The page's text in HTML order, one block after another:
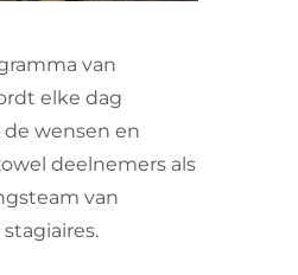
van
elke dag
wensen en
deelnemers als
van